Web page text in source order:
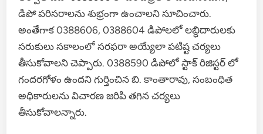
డిపో పరిసరాలను శుభ్రంగా ఉంచాలని సూచించారు.
అంతేగాక 0388606, 0388604 డిపోలలో లబ్ధిదారులకు
సరుకులు సకాలంలో సరఫరా అయ్యేలా పటిష్ట చర్యలు
తీసుకోవాలని చెప్పారు. 0388590 డిపోలో స్టాక్ రిజిస్టర్ లో
గందరగోళం ఉందని గుర్తించిన బి. కాంతారావు, సంబంధిత
అధికారులను విచారణ జరిపి తగిన చర్యలు
తీసుకోవాలన్నారు.